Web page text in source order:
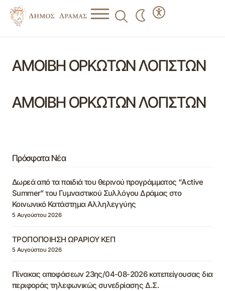
ΑΜΟΙΒΗ ΟΡΚΩΤΩΝ ΛΟΓΙΣΤΩΝ
ΑΜΟΙΒΗ ΟΡΚΩΤΩΝ ΛΟΓΙΣΤΩΝ
Πρόσφατα Νέα
Δωρεά από τα παιδιά του θερινού προγράμματος “Active
Summer” του Γυμναστικού Συλλόγου Δράμας στο
Κοινωνικό Κατάστημα Αλληλεγγύης
5 Αυγούστου 2026
ΤΡΟΠΟΠΟΙΗΣΗ ΩΡΑΡΙΟΥ ΚΕΠ
5 Αυγούστου 2026
Πίνακας αποφάσεων 23ης/04-08-2026 κατεπείγουσας δια
περιφοράς τηλεφωνικώς συνεδρίασης Δ.Σ.